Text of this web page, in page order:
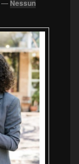
— Nessun